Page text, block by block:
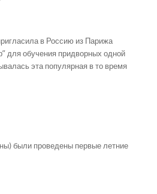
в Россию из Парижа
для обучения придворных одной
эта популярная в то время
были проведены первые летние